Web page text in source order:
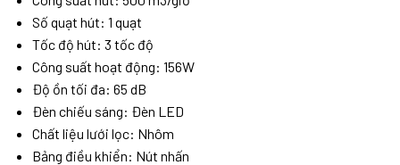
Số quạt hút: 1 quạt
Tốc độ hút: 3 tốc độ
Công suất hoạt động: 156W
Độ ồn tối đa: 65 dB
Đèn chiếu sáng: Đèn LED
Chất liệu lưới lọc: Nhôm
Bảng điều khiển: Nút nhấn